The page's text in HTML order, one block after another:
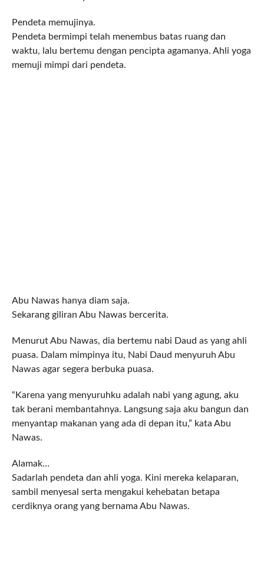
Pendeta memujinya.
Pendeta bermimpi telah menembus batas ruang dan
waktu, lalu bertemu dengan pencipta agamanya. Ahli yoga
memuji mimpi dari pendeta.
Abu Nawas hanya diam saja.
Sekarang giliran Abu Nawas bercerita.
Menurut Abu Nawas, dia bertemu nabi Daud as yang ahli
puasa. Dalam mimpinya itu, Nabi Daud menyuruh Abu
Nawas agar segera berbuka puasa.
“Karena yang menyuruhku adalah nabi yang agung, aku
tak berani membantahnya. Langsung saja aku bangun dan
menyantap makanan yang ada di depan itu,” kata Abu
Nawas.
Alamak…
Sadarlah pendeta dan ahli yoga. Kini mereka kelaparan,
sambil menyesal serta mengakui kehebatan betapa
cerdiknya orang yang bernama Abu Nawas.